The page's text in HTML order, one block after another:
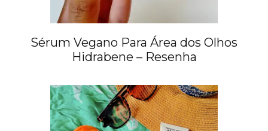
Sérum Vegano Para Área dos Olhos
Hidrabene – Resenha